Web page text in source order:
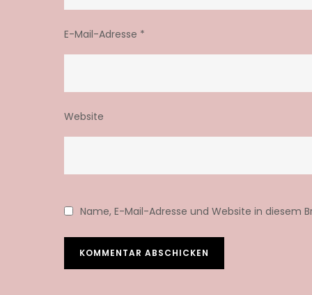
E-Mail-Adresse *
Website
Name, E-Mail-Adresse und Website in diesem